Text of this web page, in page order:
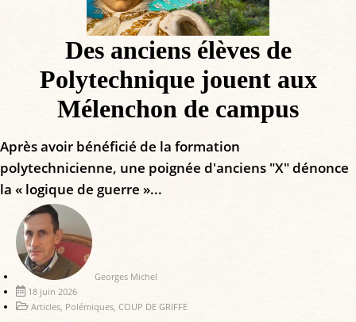
Des anciens élèves de
Polytechnique jouent aux
Mélenchon de campus
Après avoir bénéficié de la formation
polytechnicienne, une poignée d'anciens "X" dénonce
la « logique de guerre »...
Georges Michel
18 juin 2026
Articles Polémiques COUP DE GRIFFE